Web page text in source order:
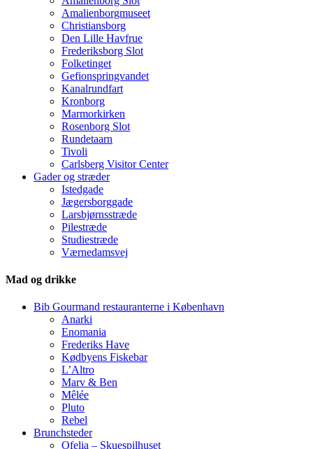
Amalienborgmuseet
Christiansborg
Den Lille Havfrue
Frederiksborg Slot
Folketinget
Gefionspringvandet
Kanalrundfart
Kronborg
Marmorkirken
Rosenborg Slot
Rundetaarn
Tivoli
Carlsberg Visitor Center
Gader og stræder
Istedgade
Jægersborggade
Larsbjørnsstræde
Pilestræde
Studiestræde
Værnedamsvej
Mad og drikke
Bib Gourmand restauranterne i København
Anarki
Enomania
Frederiks Have
Kødbyens Fiskebar
L’Altro
Marv & Ben
Mêlée
Pluto
Rebel
Brunchsteder
Ofelia – Skuespilhuset